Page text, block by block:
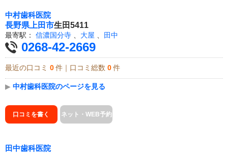
中村歯科医院
長野県 上田市生田5411
最寄駅： 信濃国分寺 大屋 田中
0268-42-2669
最近の口コミ 0 件｜口コミ総数 0 件
▶ 中村歯科医院のページを見る
口コミを書く ネット・WEB予約
田中歯科医院